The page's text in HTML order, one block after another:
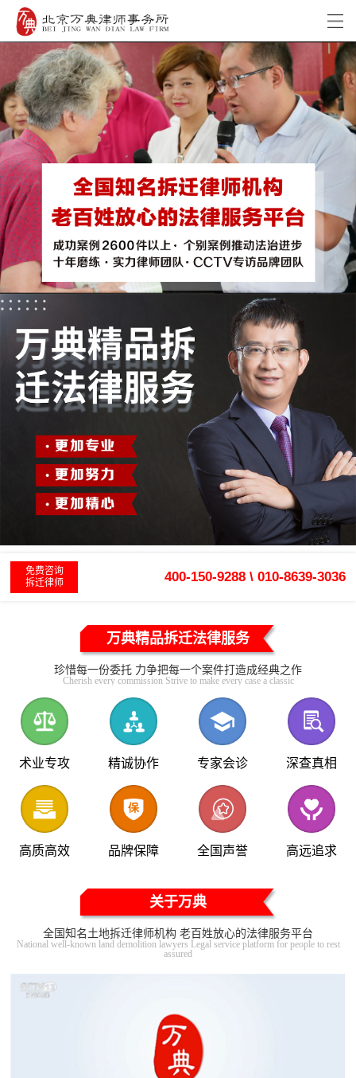
免费咨询
拆迁律师
400-150-9288 \ 010-8639-3036
万典精品拆迁法律服务
珍惜每一份委托 力争把每一个案件打造成经典之作
Cherish every commission Strive to make every case a classic
术业专攻 精诚协作 专家会诊 深查真相
高质高效 品牌保障 全国声誉 高远追求
关于万典
全国知名土地拆迁律师机构 老百姓放心的法律服务平台
National well-known land demolition lawyers Legal service platform for people to rest
assured